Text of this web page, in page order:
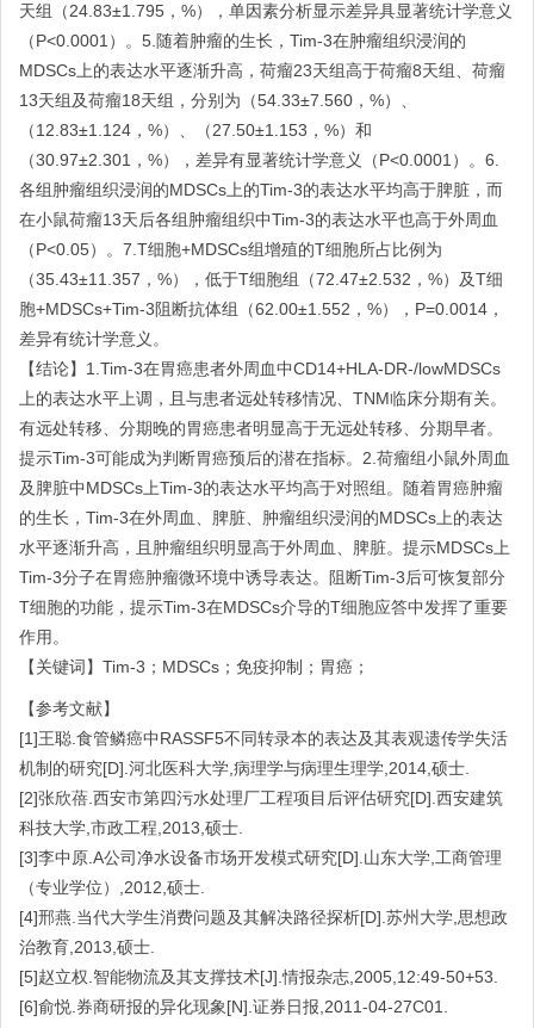
天组（24.83±1.795，%），单因素分析显示差异具显著统计学意义
（P<0.0001）。5.随着肿瘤的生长，Tim-3在肿瘤组织浸润的
MDSCs上的表达水平逐渐升高，荷瘤23天组高于荷瘤8天组、荷瘤
13天组及荷瘤18天组，分别为（54.33±7.560，%）、
（12.83±1.124，%）、（27.50±1.153，%）和
（30.97±2.301，%），差异有显著统计学意义（P<0.0001）。6.
各组肿瘤组织浸润的MDSCs上的Tim-3的表达水平均高于脾脏，而
在小鼠荷瘤13天后各组肿瘤组织中Tim-3的表达水平也高于外周血
（P<0.05）。7.T细胞+MDSCs组增殖的T细胞所占比例为
（35.43±11.357，%），低于T细胞组（72.47±2.532，%）及T细
胞+MDSCs+Tim-3阻断抗体组（62.00±1.552，%），P=0.0014，
差异有统计学意义。
【结论】1.Tim-3在胃癌患者外周血中CD14+HLA-DR-/lowMDSCs
上的表达水平上调，且与患者远处转移情况、TNM临床分期有关。
有远处转移、分期晚的胃癌患者明显高于无远处转移、分期早者。
提示Tim-3可能成为判断胃癌预后的潜在指标。2.荷瘤组小鼠外周血
及脾脏中MDSCs上Tim-3的表达水平均高于对照组。随着胃癌肿瘤
的生长，Tim-3在外周血、脾脏、肿瘤组织浸润的MDSCs上的表达
水平逐渐升高，且肿瘤组织明显高于外周血、脾脏。提示MDSCs上
Tim-3分子在胃癌肿瘤微环境中诱导表达。阻断Tim-3后可恢复部分
T细胞的功能，提示Tim-3在MDSCs介导的T细胞应答中发挥了重要
作用。
【关键词】Tim-3；MDSCs；免疫抑制；胃癌；
【参考文献】
[1]王聪.食管鳞癌中RASSF5不同转录本的表达及其表观遗传学失活
机制的研究[D].河北医科大学,病理学与病理生理学,2014,硕士.
[2]张欣蓓.西安市第四污水处理厂工程项目后评估研究[D].西安建筑
科技大学,市政工程,2013,硕士.
[3]李中原.A公司净水设备市场开发模式研究[D].山东大学,工商管理
（专业学位）,2012,硕士.
[4]邢燕.当代大学生消费问题及其解决路径探析[D].苏州大学,思想政
治教育,2013,硕士.
[5]赵立权.智能物流及其支撑技术[J].情报杂志,2005,12:49-50+53.
[6]俞悦.券商研报的异化现象[N].证券日报,2011-04-27C01.